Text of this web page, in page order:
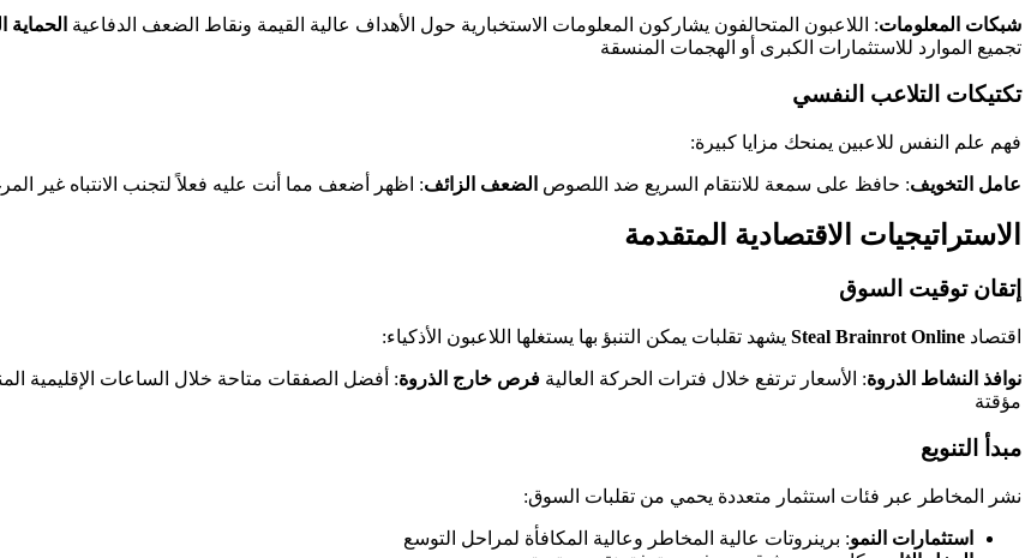
شبكات المعلومات: اللاعبون المتحالفون يشاركون المعلومات الاستخبارية حول الأهداف عالية القيمة ونقاط الضعف الدفاعية الحماية
تجميع الموارد للاستثمارات الكبرى أو الهجمات المنسقة
تكتيكات التلاعب النفسي
فهم علم النفس للاعبين يمنحك مزايا كبيرة:
عامل التخويف: حافظ على سمعة للانتقام السريع ضد اللصوص الضعف الزائف: اظهر أضعف مما أنت عليه فعلاً لتجنب الانتباه غير
الاستراتيجيات الاقتصادية المتقدمة
إتقان توقيت السوق
اقتصاد Steal Brainrot Online يشهد تقلبات يمكن التنبؤ بها يستغلها اللاعبون الأذكياء:
نوافذ النشاط الذروة: الأسعار ترتفع خلال فترات الحركة العالية فرص خارج الذروة: أفضل الصفقات متاحة خلال الساعات الإقليمية
مؤقتة
مبدأ التنويع
نشر المخاطر عبر فئات استثمار متعددة يحمي من تقلبات السوق:
استثمارات النمو: برينروتات عالية المخاطر وعالية المكافأة لمراحل التوسع